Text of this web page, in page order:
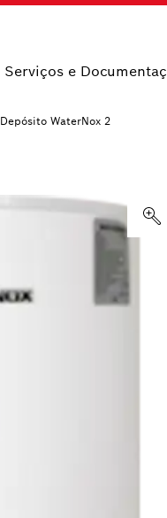
Serviços e
Depósito WaterNox 2